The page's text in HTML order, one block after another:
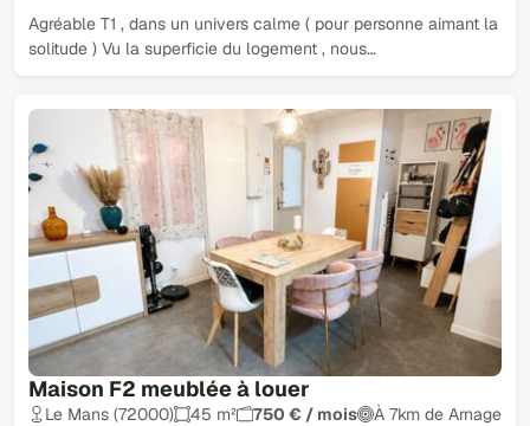
Agréable T1 , dans un univers calme ( pour personne aimant la
solitude ) Vu la superficie du logement , nous…
Maison F2 meublée à louer
Le Mans (72000) 45 m² 750 € / mois À 7km de Arnage